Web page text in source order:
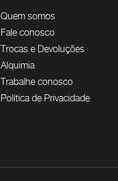
Quem somos
Fale conosco
Trocas e Devoluções
Alquimia
Trabalhe conosco
Política de Privacidade